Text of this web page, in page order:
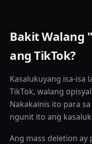
Bakit Walang
ang TikTok?
Kasalukuyang isa-isa
TikTok, walang
Nakakainis ito para
ngunit ito ang
Ang mass deletion ay